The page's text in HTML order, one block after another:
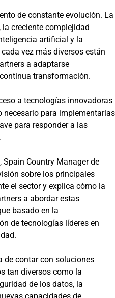
de constante evolución. La
creciente complejidad
artificial y la
vez más diversos están
a adaptarse
transformación.
a tecnologías innovadoras
para implementarlas
para responder a las
Spain Country Manager de
sobre los principales
el sector y explica cómo la
a abordar estas
basado en la
de tecnologías líderes en
de contar con soluciones
tan diversos como la
de los datos, la